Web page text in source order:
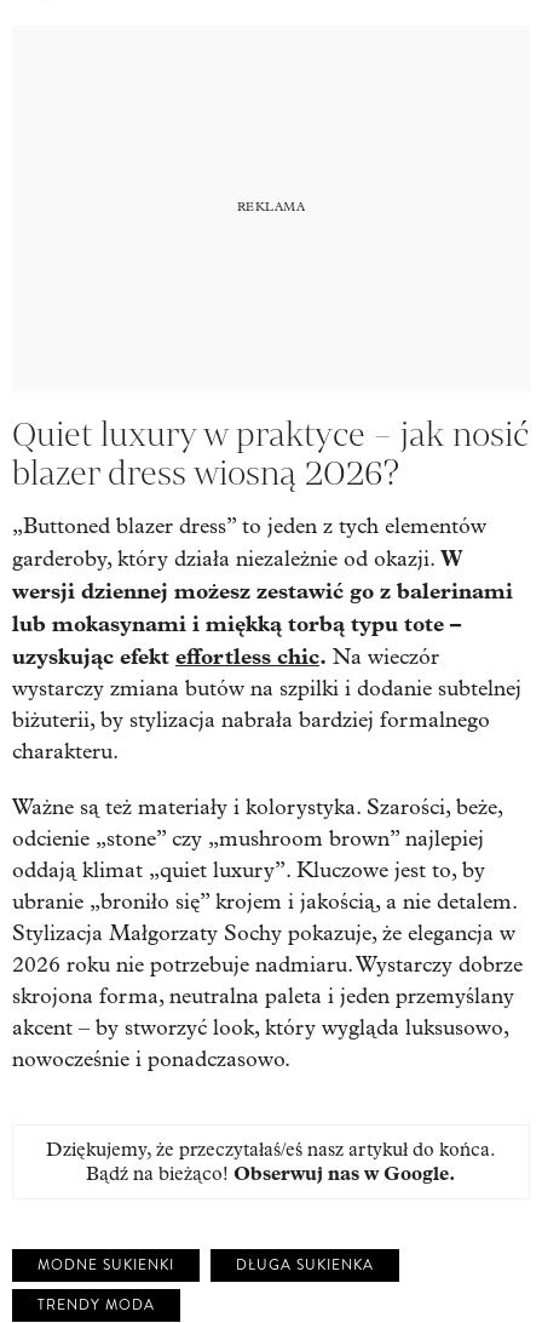
Quiet luxury w praktyce – jak nosić
blazer dress wiosną 2026?
„Buttoned blazer dress” to jeden z tych elementów
garderoby, który działa niezależnie od okazji. W
wersji dziennej możesz zestawić go z balerinami
lub mokasynami i miękką torbą typu tote –
uzyskując efekt effortless chic. Na wieczór
wystarczy zmiana butów na szpilki i dodanie subtelnej
biżuterii, by stylizacja nabrała bardziej formalnego
charakteru.
Ważne są też materiały i kolorystyka. Szarości, beże,
odcienie „stone” czy „mushroom brown” najlepiej
oddają klimat „quiet luxury”. Kluczowe jest to, by
ubranie „broniło się” krojem i jakością, a nie detalem.
Stylizacja Małgorzaty Sochy pokazuje, że elegancja w
2026 roku nie potrzebuje nadmiaru. Wystarczy dobrze
skrojona forma, neutralna paleta i jeden przemyślany
akcent – by stworzyć look, który wygląda luksusowo,
nowocześnie i ponadczasowo.
Dziękujemy, że przeczytałaś/eś nasz artykuł do końca.
Bądź na bieżąco! Obserwuj nas w Google.
MODNE SUKIENKI
DŁUGA SUKIENKA
TRENDY MODA